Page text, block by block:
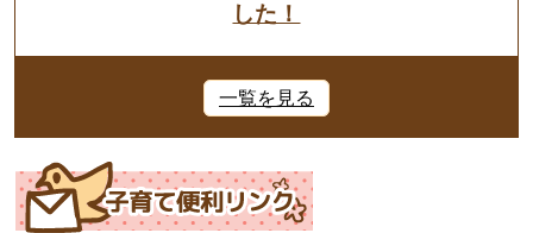
した！
一覧を見る